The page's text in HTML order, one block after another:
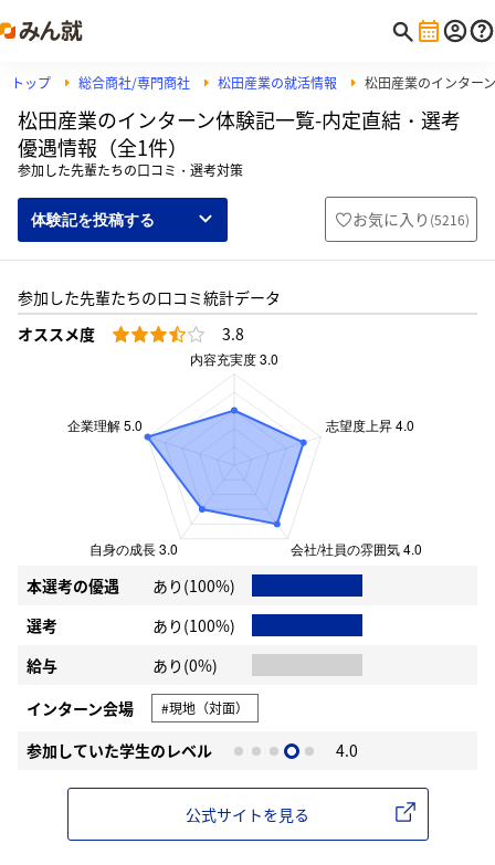
トップ 総合商社/専門商社 松田産業の就活情報 松田産業のインター
松田産業のインターン体験記一覧-内定直結・選考
優遇情報（全1件）
参加した先輩たちの口コミ・選考対策
体験記を投稿する お気に入り (5216)
参加した先輩たちの口コミ統計データ
オススメ度
3.8
本選考の優遇
あり(100%)
選考
あり(100%)
給与
あり(0%)
インターン会場
#現地（対面）
参加していた学生のレベル 4.0
公式サイトを見る